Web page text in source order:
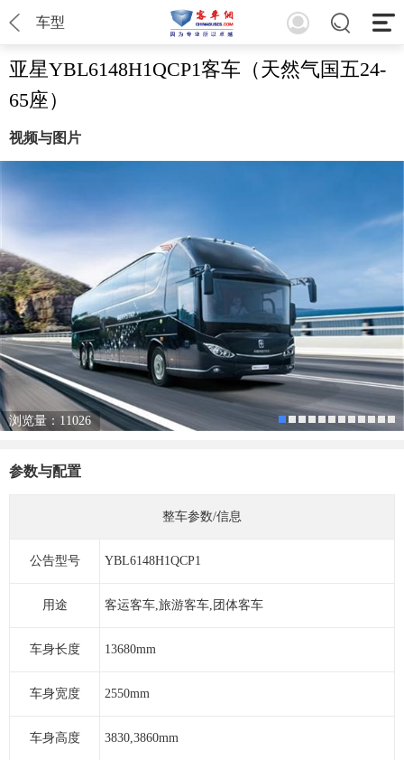
车型
亚星YBL6148H1QCP1客车（天然气国五24-
65座）
视频与图片
浏览量：11026
参数与配置
整车参数/信息
公告型号 YBL6148H1QCP1
用途 客运客车,旅游客车,团体客车
车身长度 13680mm
车身宽度 2550mm
车身高度 3830,3860mm